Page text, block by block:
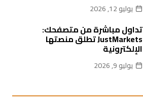
يوليو 12, 2026
تداول مباشرة من متصفحك:
JustMarkets تطلق منصتها
الإلكترونية
يوليو 9, 2026